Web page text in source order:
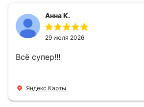
Анна К.
29 июля 2026
Всё супер!!!
Яндекс Карты